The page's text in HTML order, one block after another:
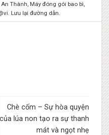
Thành, Máy đóng gói bao bì,
. Lưu lạiđường dẫn.
Chè cốm – Sự hòa quyện
của lúa non tạo ra sự thanh
mát và ngọt nhẹ